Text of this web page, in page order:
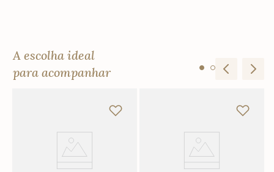
A escolha ideal
para acompanhar